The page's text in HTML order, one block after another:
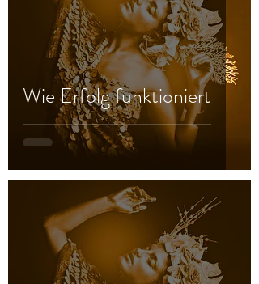
Wie Erfolg funktioniert